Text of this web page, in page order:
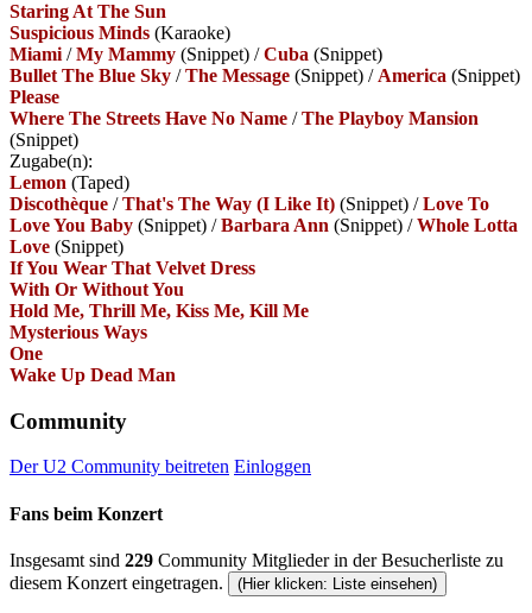
Staring At The Sun
Suspicious Minds (Karaoke)
Miami /My Mammy (Snippet) /Cuba (Snippet)
Bullet The Blue Sky /The Message (Snippet) / America (Snippet)
Please
Where The Streets Have No Name /The Playboy Mansion
(Snippet)
Zugabe(n):
Lemon (Taped)
Discothèque /That's The Way (I Like It) (Snippet) /Love To
Love You Baby (Snippet) /Barbara Ann (Snippet) /Whole Lotta
Love (Snippet)
If You Wear That Velvet Dress
With Or Without You
Hold Me, Thrill Me, Kiss Me, Kill Me
Mysterious Ways
One
Wake Up Dead Man
Community
Der U2 Community beitreten Einloggen
Fans beim Konzert
Insgesamt sind 229 Community Mitglieder in der Besucherliste zu
diesem Konzert eingetragen.
(Hier klicken: Liste einsehen)